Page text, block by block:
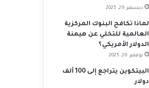
ديسمبر 29, 2025
لماذا تكافح البنوك المركزية
العالمية للتخلي عن هيمنة
الدولار الأمريكي؟
نوفمبر 26, 2025
البيتكوين يتراجع إلى 100 ألف
دولار